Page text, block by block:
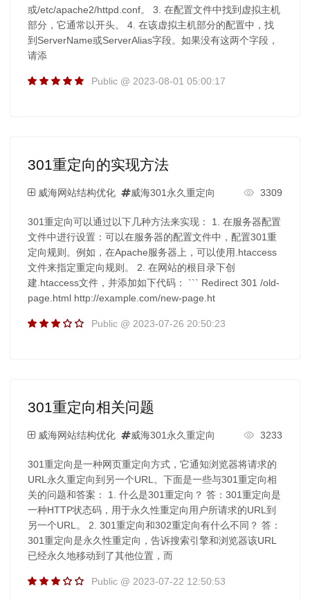
或/etc/apache2/httpd.conf。 3. 在配置文件中找到虚拟主机
部分，它通常以开头。 4. 在该虚拟主机部分的配置中，找
到ServerName或ServerAlias字段。如果没有这两个字段，
请添
Public @ 2023-08-01 05:00:17
301重定向的实现方法
威海网站结构优化 威海301永久重定向 3309
301重定向可以通过以下几种方法来实现： 1. 在服务器配置
文件中进行设置：可以在服务器的配置文件中，配置301重
定向规则。例如，在Apache服务器上，可以使用.htaccess
文件来指定重定向规则。 2. 在网站的根目录下创
建.htaccess文件，并添加如下代码： ``` Redirect 301 /old-
page.html http://example.com/new-page.ht
Public @ 2023-07-26 20:50:23
301重定向相关问题
威海网站结构优化 威海301永久重定向 3233
301重定向是一种网页重定向方式，它通知浏览器将请求的
URL永久重定向到另一个URL。下面是一些与301重定向相
关的问题和答案： 1. 什么是301重定向？ 答：301重定向是
一种HTTP状态码，用于永久性重定向用户所请求的URL到
另一个URL。 2. 301重定向和302重定向有什么不同？ 答：
301重定向是永久性重定向，告诉搜索引擎和浏览器该URL
已经永久地移动到了其他位置，而
Public @ 2023-07-22 12:50:53